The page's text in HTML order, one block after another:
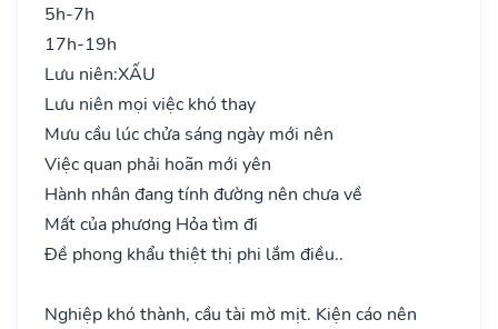
5h-7h
17h-19h
Lưu niên:XẤU
Lưu niên mọi việc khó thay
Mưu cầu lúc chửa sáng ngày mới nên
Việc quan phải hoãn mới yên
Hành nhân đang tính đường nên chưa về
Mất của phương Hỏa tìm đi
Đề phong khẩu thiệt thị phi lắm điều..
Nghiệp khó thành, cầu tài mờ mịt. Kiện cáo nên